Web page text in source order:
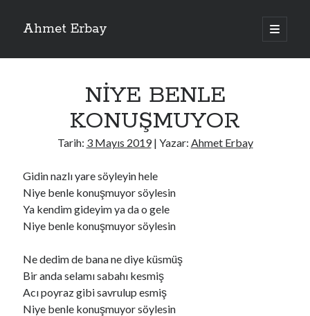
Ahmet Erbay
ana
menüyü
Yan
ELİF BENİ BIRAKMA
ÖLÜM GELSİN
YALAN DEMEM HARAM YEMEM
Son Yorumlar
BAĞIŞLA ADINIiçindario72
BAĞIŞLA ADINIiçinfoodie22
BAĞIŞLA ADINIiçinZoe72
BAĞIŞLA ADINIiçindailyLinda1997
NİYE BENLE
KONUŞMUYOR
Tarih: 3 Mayıs 2019| Yazar: Ahmet Erbay
Gidin nazlı yare söyleyin hele
Niye benle konuşmuyor söylesin
Ya kendim gideyim ya da o gele
Niye benle konuşmuyor söylesin
Ne dedim de bana ne diye küsmüş
Bir anda selamı sabahı kesmiş
Acı poyraz gibi savrulup esmiş
Niye benle konuşmuyor söylesin